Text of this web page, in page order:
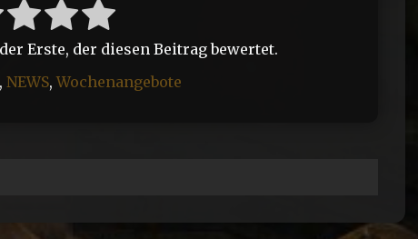
Erste, der diesen Beitrag bewertet.
, NEWS, Wochenangebote